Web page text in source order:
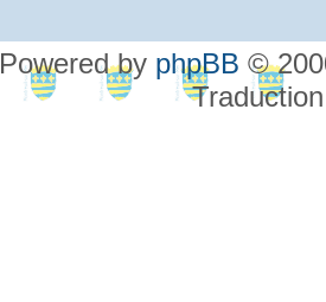
Powered by phpBB ©